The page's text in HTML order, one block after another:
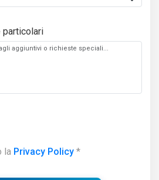
particolari
la Privacy Policy*